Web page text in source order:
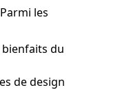
les
du
de design